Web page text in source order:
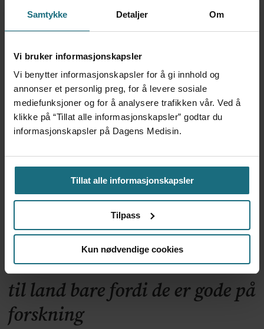
Samtykke Detaljer Om
Vi bruker informasjonskapsler
Vi benytter informasjonskapsler for å gi innhold og
annonser et personlig preg, for å levere sosiale
mediefunksjoner og for å analysere trafikken vår. Ved å
klikke på “Tillat alle informasjonskapsler” godtar du
informasjonskapsler på Dagens Medisin.
Tillat alle informasjonskapsler
Tilpass
Kun nødvendige cookies
Apoteker over hele landet
har problemer
Kliniske studier kommer ikke
til land bare fordi de er gode på
forskning